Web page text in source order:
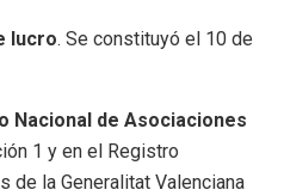
lucro. Se constituyó el 10 de
Nacional de Asociaciones
1 y en el Registro
de la Generalitat Valenciana